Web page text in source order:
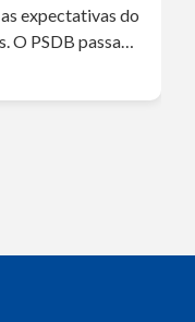
expectativas do
O PSDB passa…